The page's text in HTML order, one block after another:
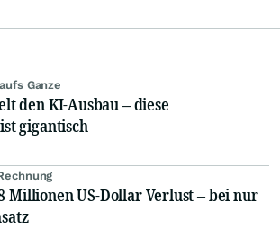
Ganze
den KI-Ausbau – diese
gigantisch
Millionen US-Dollar Verlust – bei nur